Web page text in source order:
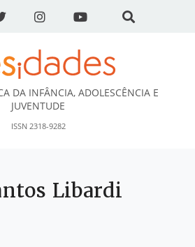
DA INFÂNCIA, ADOLESCÊNCIA E
JUVENTUDE
ISSN 2318-9282
Libardi